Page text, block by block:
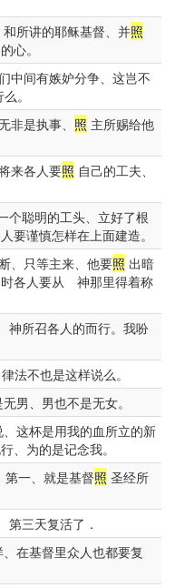
所讲的耶稣基督、并照
心。
中间有嫉妒分争、这岂不
。
非是执事、 照 主所赐给他
来各人要照 自己的工夫、
聪明的工头、立好了根
要谨慎怎样在上面建造。
、只等主来、他要照 出暗
各人要从 神那里得着称
所召各人的而行。我吩
法不也是这样说么。
男、男也不是无女。
这杯是用我的血所立的新
、为的是记念我。
一、就是基督照 圣经所
第三天复活了．
、在基督里众人也都要复